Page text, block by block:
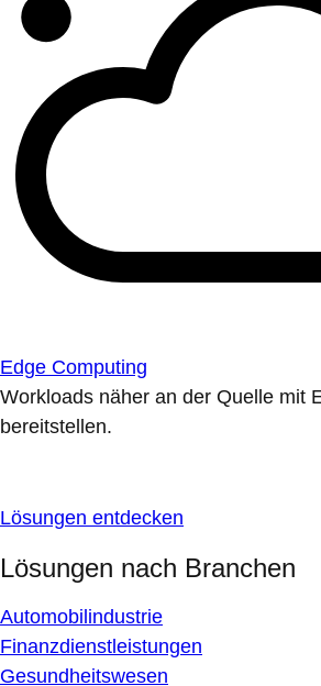
Edge Computing
Workloads näher an der Quelle mit
bereitstellen.
Lösungen entdecken
Lösungen nach Branchen
Automobilindustrie
Finanzdienstleistungen
Gesundheitswesen